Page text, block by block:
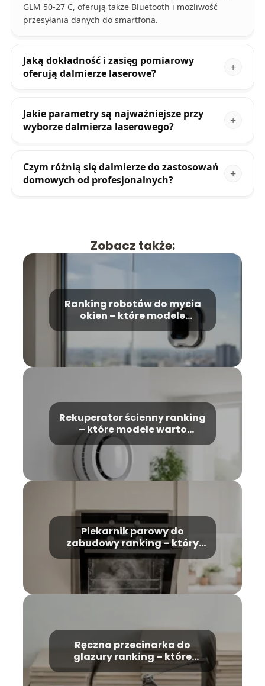
GLM 50‑27 C, oferują także Bluetooth i możliwość
przesyłania danych do smartfona.
Jaką dokładność i zasięg pomiarowy
oferują dalmierze laserowe?
Jakie parametry są najważniejsze przy
wyborze dalmierza laserowego?
Czym różnią się dalmierze do zastosowań
domowych od profesjonalnych?
Zobacz także:
Ranking robotów do mycia
okien – które modele
Rekuperator ścienny ranking
– które modele warto
wybrać?
Piekarnik parowy do
zabudowy ranking – który
model wybrać?
Ręczna przecinarka do
glazury ranking – które
modele warto kupić?